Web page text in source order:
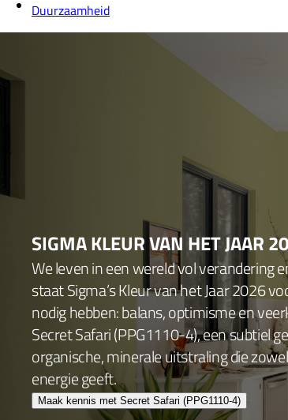
Duurzaamheid
SIGMA KLEUR VAN HET JAAR
We leven in een wereld vol verandering
staat Sigma’s Kleur van het Jaar 2026
nodig hebben: balans, optimisme en
Secret Safari (PPG1110-4), een subtiel
organische, minerale uitstraling die
energie geeft.
Maak kennis met Secret Safari (PPG1110-4)